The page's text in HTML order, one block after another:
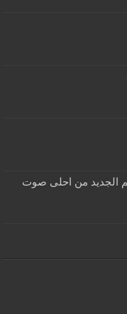
من احلى صوت